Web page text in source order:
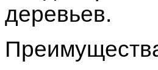
- Быстро
- Низкая цена